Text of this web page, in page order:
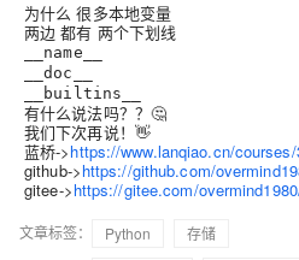
为什么 很多本地变量
两边 都有 两个下划线
__name__
__doc__
__builtins__
有什么说法吗？？🤔
我们下次再说！👋
蓝桥->https://www.lanqiao.cn/
github->https://github.com/
gitee->https://gitee.com/
文章标签： Python
存储